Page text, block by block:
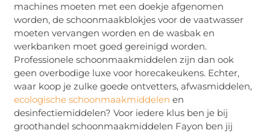
machines moeten met een doekje afgenomen
worden, de schoonmaakblokjes voor de vaatwasser
moeten vervangen worden en de wasbak en
werkbanken moet goed gereinigd worden.
Professionele schoonmaakmiddelen zijn dan ook
geen overbodige luxe voor horecakeukens. Echter,
waar koop je zulke goede ontvetters, afwasmiddelen,
ecologische schoonmaakmiddelen en
desinfectiemiddelen? Voor iedere klus ben je bij
groothandel schoonmaakmiddelen Fayon ben jij